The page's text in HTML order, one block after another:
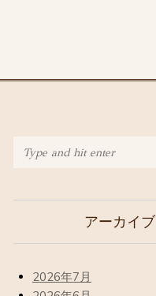
アーカイブ
2026年7月